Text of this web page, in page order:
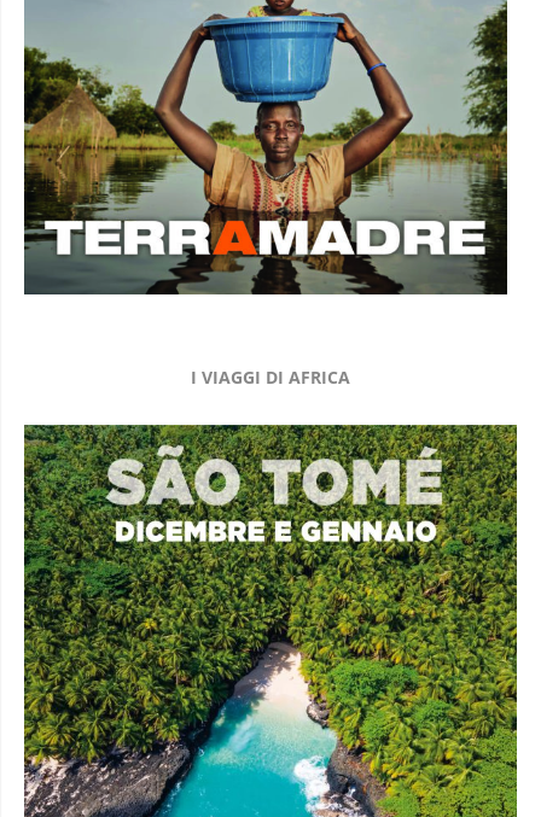
I VIAGGI DI AFRICA